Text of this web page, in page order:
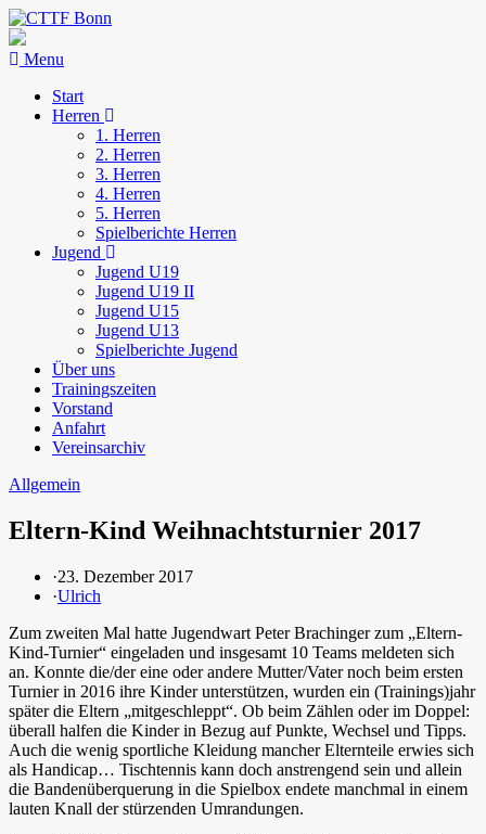
Menu
Start
Herren
1. Herren
2. Herren
3. Herren
4. Herren
5. Herren
Spielberichte Herren
Jugend
Jugend U19
Jugend U19 II
Jugend U15
Jugend U13
Spielberichte Jugend
Über uns
Trainingszeiten
Vorstand
Anfahrt
Vereinsarchiv
Allgemein
Eltern-Kind Weihnachtsturnier 2017
·23. Dezember 2017
·Ulrich
Zum zweiten Mal hatte Jugendwart Peter Brachinger zum „Eltern-
Kind-Turnier“ eingeladen und insgesamt 10 Teams meldeten sich
an. Konnte die/der eine oder andere Mutter/Vater noch beim ersten
Turnier in 2016 ihre Kinder unterstützen, wurden ein (Trainings)jahr
später die Eltern „mitgeschleppt“. Ob beim Zählen oder im Doppel:
überall halfen die Kinder in Bezug auf Punkte, Wechsel und Tipps.
Auch die wenig sportliche Kleidung mancher Elternteile erwies sich
als Handicap… Tischtennis kann doch anstrengend sein und allein
die Bandenüberquerung in die Spielbox endete manchmal in einem
lauten Knall der stürzenden Umrandungen.